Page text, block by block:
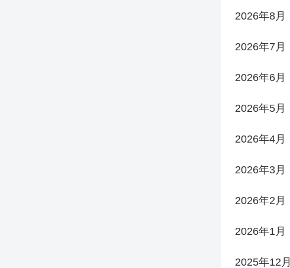
2026年8月
2026年7月
2026年6月
2026年5月
2026年4月
2026年3月
2026年2月
2026年1月
2025年12月